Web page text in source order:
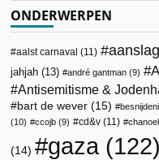
ONDERWERPEN
aalst carnaval (11)
jahjah (13) andré gantman (9)
Antisemitisme &
bart de wever (15)
(10)
ccojb (9) cd&v (11)
(14) gaza (122)